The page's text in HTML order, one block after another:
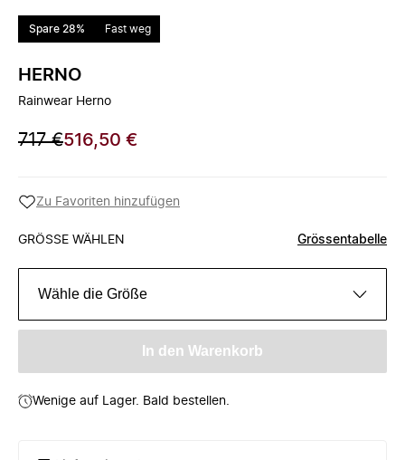
Spare 28% Fast weg
HERNO
Rainwear Herno
717 €516,50 €
Zu Favoriten hinzufügen
GRÖSSE WÄHLEN Grössentabelle
Wähle die Größe
In den Warenkorb
Wenige auf Lager. Bald bestellen.